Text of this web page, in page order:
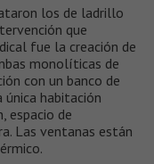
los de ladrillo
que
fue la creación de
monolíticas de
con un banco de
habitación
espacio de
Las ventanas están